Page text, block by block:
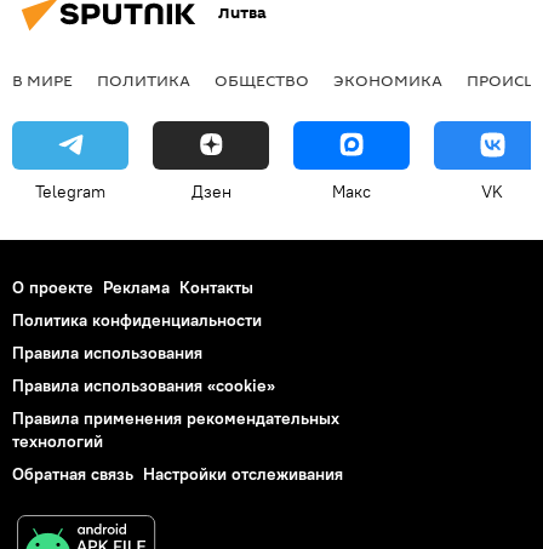
Литва
В МИРЕ ПОЛИТИКА ОБЩЕСТВО ЭКОНОМИКА
Telegram Дзен Макс VK
О проекте Реклама Контакты
Политика конфиденциальности
Правила использования
Правила использования «cookie»
Правила применения рекомендательных
технологий
Обратная связь Настройки отслеживания